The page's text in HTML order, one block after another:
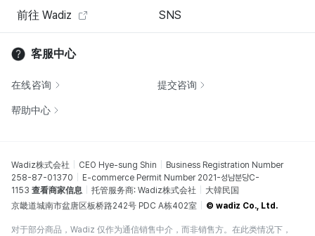
前往 Wadiz
SNS
客服中心
在线咨询 提交咨询
帮助中心
Wadiz株式会社 CEO Hye-sung Shin
Business Registration Number
258-87-01370
E-commerce Permit Number 2021-성남분당C-
1153 查看商家信息 托管服务商: Wadiz株式会社
大韓民国
京畿道城南市盆唐区板桥路242号 PDC A栋402室
© wadiz Co., Ltd.
对于部分商品，Wadiz 仅作为通信销售中介，而非销售方。在此类情况下，